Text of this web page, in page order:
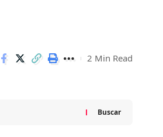
2 Min Read
Buscar